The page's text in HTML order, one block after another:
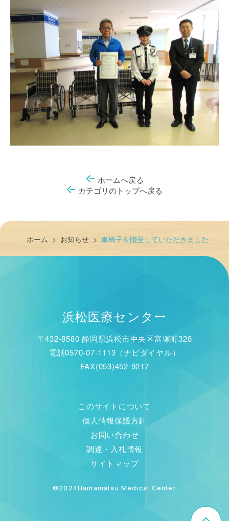
カテゴリのトップへ戻る
ホームへ戻る
ホーム > お知らせ > 車椅子を贈呈していただきました
浜松医療センター
〒432-8580 静岡県浜松市中央区富塚町328
電話0570-07-1113（ナビダイヤル）
FAX(053)452-9217
このサイトについて
個人情報保護方針
お問い合わせ
調達・入札情報
サイトマップ
©2024Hamamatsu Medical Center